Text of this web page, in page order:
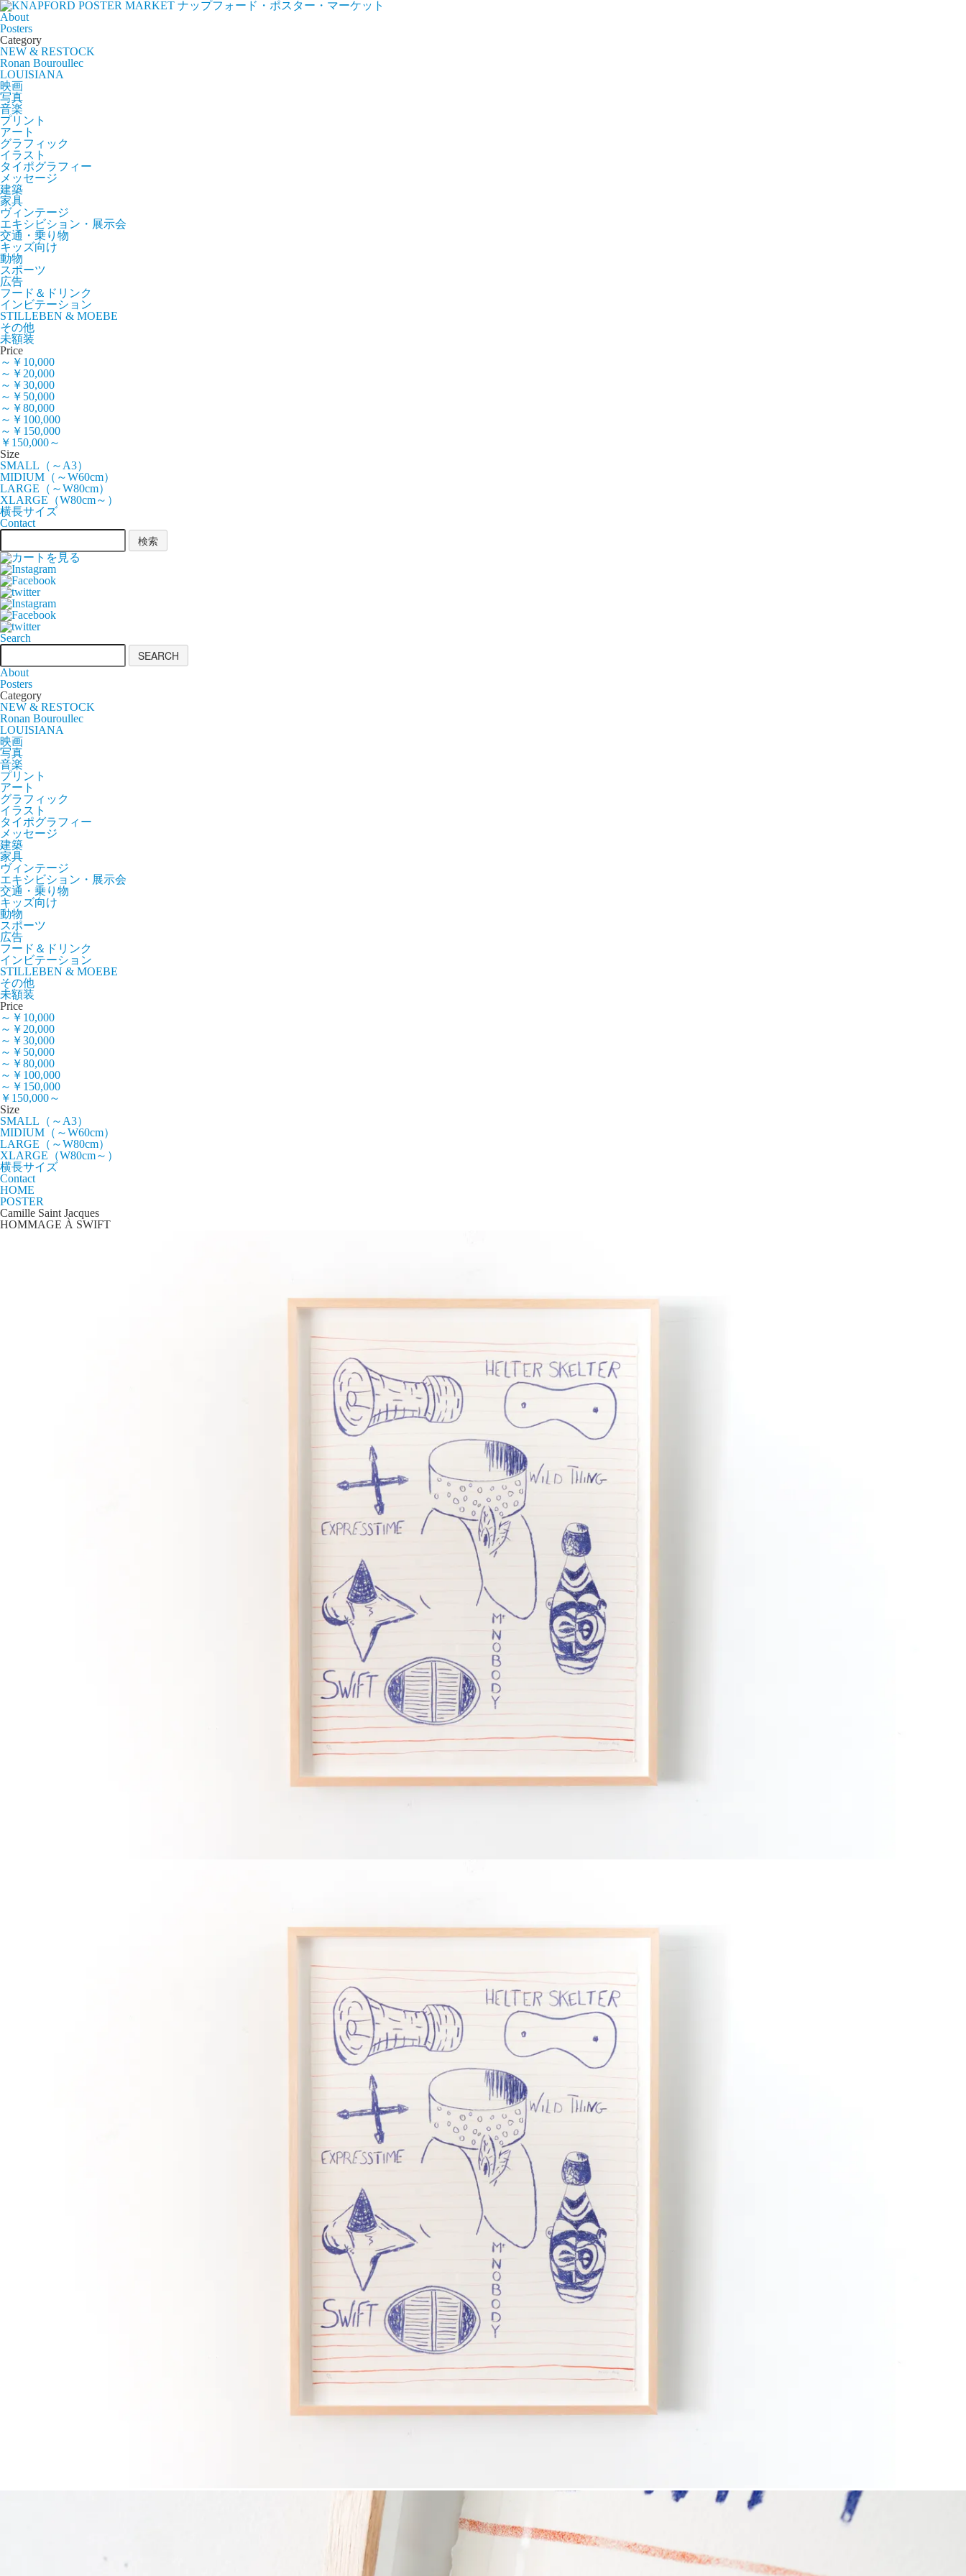
ナップフォード・ポスター・マーケット
About
Posters
Category
NEW & RESTOCK
Ronan Bouroullec
LOUISIANA
映画
写真
音楽
プリント
アート
グラフィック
イラスト
タイポグラフィー
メッセージ
建築
家具
ヴィンテージ
エキシビション・展示会
交通・乗り物
キッズ向け
動物
スポーツ
広告
フード＆ドリンク
インビテーション
STILLEBEN & MOEBE
その他
未額装
Price
～￥10,000
～￥20,000
～￥30,000
～￥50,000
～￥80,000
～￥100,000
～￥150,000
￥150,000～
Size
SMALL（～A3）
MIDIUM（～W60cm）
LARGE（～W80cm）
XLARGE（W80cm～）
横長サイズ
Contact
Search
About
Posters
Category
NEW & RESTOCK
Ronan Bouroullec
LOUISIANA
映画
写真
音楽
プリント
アート
グラフィック
イラスト
タイポグラフィー
メッセージ
建築
家具
ヴィンテージ
エキシビション・展示会
交通・乗り物
キッズ向け
動物
スポーツ
広告
フード＆ドリンク
インビテーション
STILLEBEN & MOEBE
その他
未額装
Price
～￥10,000
～￥20,000
～￥30,000
～￥50,000
～￥80,000
～￥100,000
～￥150,000
￥150,000～
Size
SMALL（～A3）
MIDIUM（～W60cm）
LARGE（～W80cm）
XLARGE（W80cm～）
横長サイズ
Contact
HOME
POSTER
Camille Saint Jacques
HOMMAGE À SWIFT